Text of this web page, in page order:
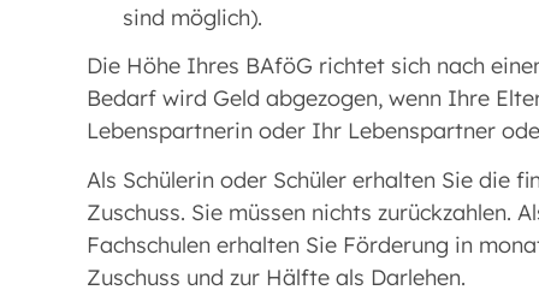
sind möglich).
Die Höhe Ihres BAföG richtet sich nach
Bedarf wird Geld abgezogen, wenn Ihre
Lebenspartnerin oder Ihr Lebenspartner
Als Schülerin oder Schüler erhalten Sie die
Zuschuss. Sie müssen nichts zurückzahlen.
Fachschulen erhalten Sie Förderung in
Zuschuss und zur Hälfte als Darlehen.